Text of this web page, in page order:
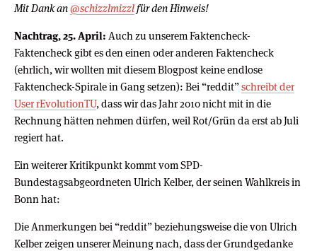
Mit Dank an@schizzlmizzlfür den Hinweis!
Nachtrag, 25. April: Auch zu unserem Faktencheck-
Faktencheck gibt es den einen oder anderen Faktencheck
(ehrlich, wir wollten mit diesem Blogpost keine endlose
Faktencheck-Spirale in Gang setzen): Bei “reddit”schreibt der
User rEvolutionTU, dass wir das Jahr 2010 nicht mit in die
Rechnung hätten nehmen dürfen, weil Rot/Grün da erst ab Juli
regiert hat.
Ein weiterer Kritikpunkt kommt vom SPD-
Bundestagsabgeordneten Ulrich Kelber, der seinen Wahlkreis in
Bonn hat:
Die Anmerkungen bei “reddit” beziehungsweise die von Ulrich
Kelber zeigen unserer Meinung nach, dass der Grundgedanke